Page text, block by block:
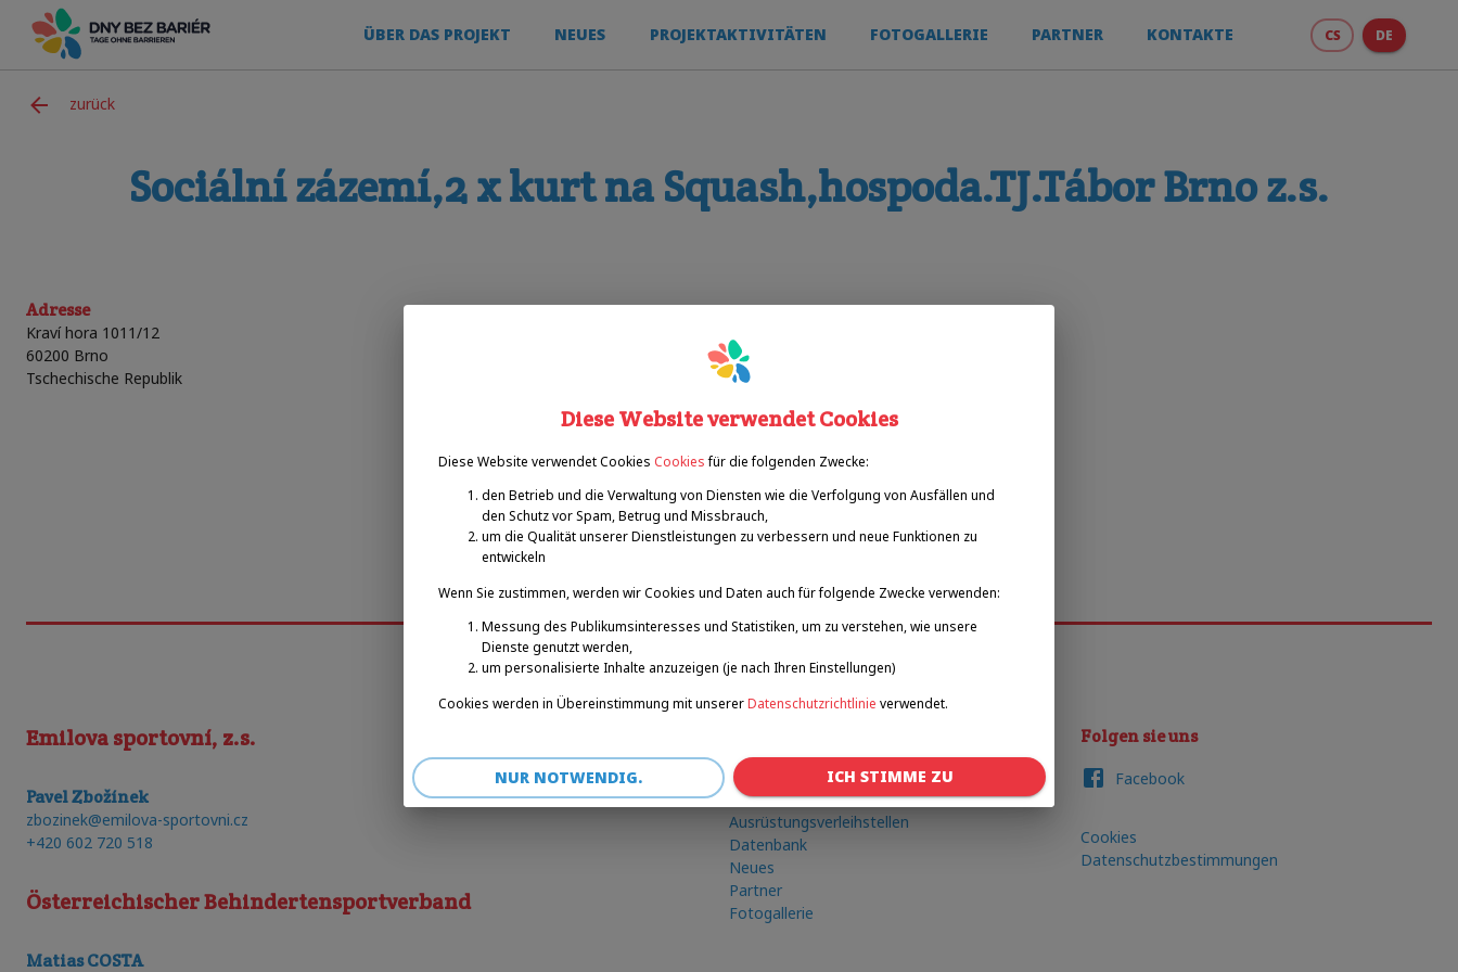
ÜBER DAS PROJEKT NEUES PROJEKTAKTIVITÄTEN FOTOGALLERIE PARTNER KONTAKTE CS DE
zurück
Sociální zázemí,2 x kurt na Squash,hospoda.TJ.Tábor Brno z.s.
Adresse
Kraví hora 1011/12
60200 Brno
Tschechische Republik
Sporty
Emilova sportovní, z.s.
Pavel Zbožínek
zbozinek@emilova-sportovni.cz
+420 602 720 518
Österreichischer Behindertensportverband
Matias COSTA
Winterspiele
Roadshow
Ausrüstungsverleihstellen
Datenbank
Neues
Partner
Fotogallerie
Folgen sie uns
Facebook
Cookies
Datenschutzbestimmungen
Diese Website verwendet Cookies
Diese Website verwendet Cookies Cookies für die folgenden Zwecke:
den Betrieb und die Verwaltung von Diensten wie die Verfolgung von Ausfällen und
den Schutz vor Spam, Betrug und Missbrauch,
um die Qualität unserer Dienstleistungen zu verbessern und neue Funktionen zu
entwickeln
Wenn Sie zustimmen, werden wir Cookies und Daten auch für folgende Zwecke verwenden:
Messung des Publikumsinteresses und Statistiken, um zu verstehen, wie unsere
Dienste genutzt werden,
um personalisierte Inhalte anzuzeigen (je nach Ihren Einstellungen)
Cookies werden in Übereinstimmung mit unsererDatenschutzrichtlinie verwendet.
NUR NOTWENDIG. ICH STIMME ZU